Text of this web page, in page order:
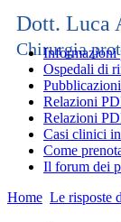
Dott. Luca
Chirurgia
Informazioni
Ospedali di
Relazioni
Relazioni
Casi clinici
Come
Il forum dei
Home Le risposte